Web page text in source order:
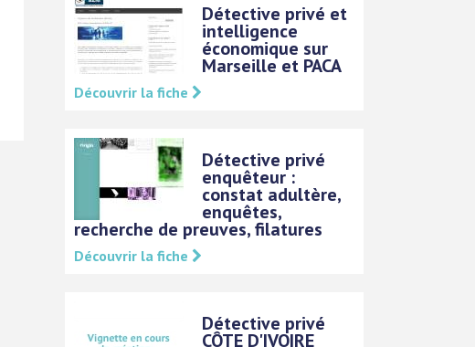
Détective privé et
intelligence
économique sur
Marseille et PACA
Découvrir la fiche
Détective privé
enquêteur :
constat adultère,
enquêtes,
recherche de preuves, filatures
Découvrir la fiche
Détective privé
CÔTE D'IVOIRE